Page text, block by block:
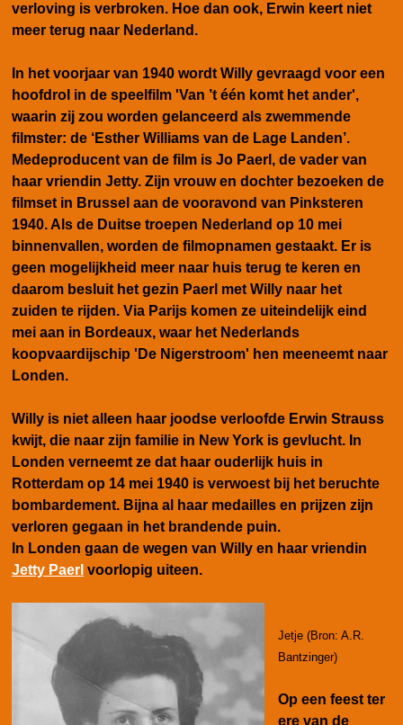
verloving is verbroken. Hoe dan ook, Erwin keert niet
meer terug naar Nederland.
In het voorjaar van 1940 wordt Willy gevraagd voor een
hoofdrol in de speelfilm 'Van ’t één komt het ander',
waarin zij zou worden gelanceerd als zwemmende
filmster: de ‘Esther Williams van de Lage Landen’.
Medeproducent van de film is Jo Paerl, de vader van
haar vriendin Jetty. Zijn vrouw en dochter bezoeken de
filmset in Brussel aan de vooravond van Pinksteren
1940. Als de Duitse troepen Nederland op 10 mei
binnenvallen, worden de filmopnamen gestaakt. Er is
geen mogelijkheid meer naar huis terug te keren en
daarom besluit het gezin Paerl met Willy naar het
zuiden te rijden. Via Parijs komen ze uiteindelijk eind
mei aan in Bordeaux, waar het Nederlands
koopvaardijschip 'De Nigerstroom' hen meeneemt naar
Londen.
Willy is niet alleen haar joodse verloofde Erwin Strauss
kwijt, die naar zijn familie in New York is gevlucht. In
Londen verneemt ze dat haar ouderlijk huis in
Rotterdam op 14 mei 1940 is verwoest bij het beruchte
bombardement. Bijna al haar medailles en prijzen zijn
verloren gegaan in het brandende puin.
In Londen gaan de wegen van Willy en haar vriendin
Jetty Paerl voorlopig uiteen.
Jetje (Bron: A.R.
Bantzinger)
Op een feest ter
ere van de